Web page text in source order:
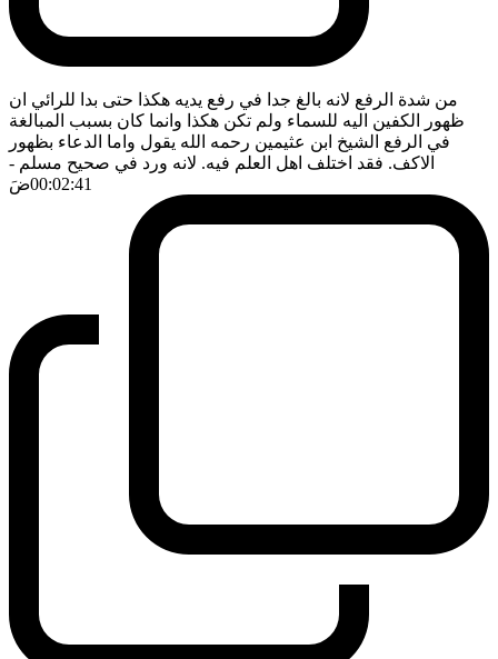
من شدة الرفع لانه بالغ جدا في رفع يديه هكذا حتى بدا للرائي ان
ظهور الكفين اليه للسماء ولم تكن هكذا وانما كان بسبب المبالغة
في الرفع الشيخ ابن عثيمين رحمه الله يقول واما الدعاء بظهور
الاكف. فقد اختلف اهل العلم فيه. لانه ورد في صحيح مسلم -
00:02:41ضَ